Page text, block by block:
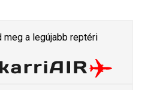
meg a legújabb reptéri